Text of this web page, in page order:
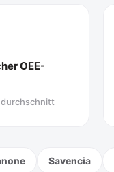
OEE-
Savencia